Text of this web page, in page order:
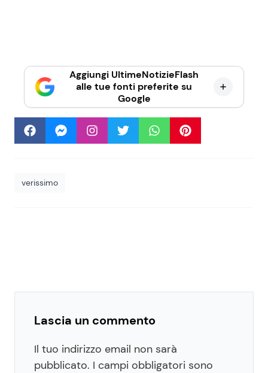
Aggiungi UltimeNotizieFlash
alle tue fonti preferite su
Google
verissimo
Lascia un commento
Il tuo indirizzo email non sarà
pubblicato. I campi obbligatori sono